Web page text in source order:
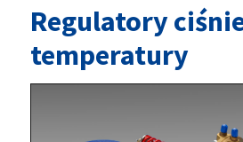
Regulatory
temperatury